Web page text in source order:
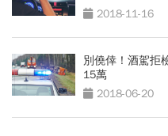
2018-11-16
別僥倖！酒駕拒
15萬
2018-06-20